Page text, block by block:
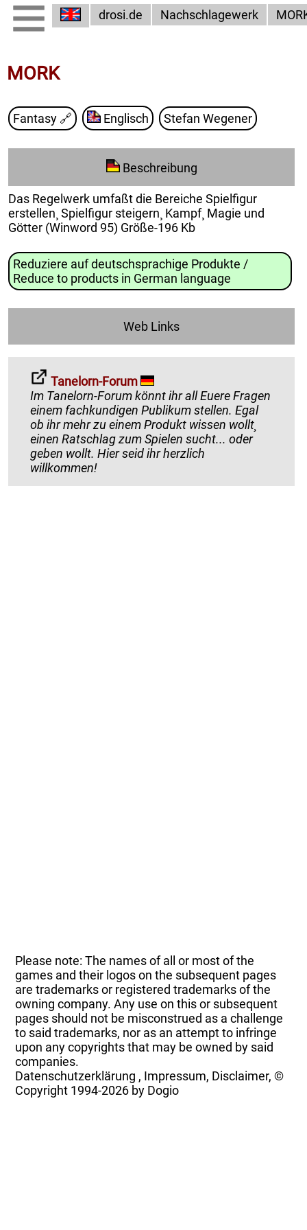
drosi.de Nachschlagewerk
MORK
Fantasy 🔗 Englisch Stefan Wegener
Beschreibung
Das Regelwerk umfaßt die Bereiche Spielfigur
erstellen¸ Spielfigur steigern¸ Kampf¸ Magie und
Götter (Winword 95) Größe-196 Kb
Reduziere auf deutschsprachige Produkte /
Reduce to products in German language
Web Links
Tanelorn-Forum
Im Tanelorn-Forum könnt ihr all Euere Fragen
einem fachkundigen Publikum stellen. Egal
ob ihr mehr zu einem Produkt wissen wollt¸
einen Ratschlag zum Spielen sucht... oder
geben wollt. Hier seid ihr herzlich
willkommen!
Please note: The names of all or most of the
games and their logos on the subsequent pages
are trademarks or registered trademarks of the
owning company. Any use on this or subsequent
pages should not be misconstrued as a challenge
to said trademarks, nor as an attempt to infringe
upon any copyrights that may be owned by said
companies.
Datenschutzerklärung , Impressum, Disclaimer, ©
Copyright 1994-2026 by Dogio